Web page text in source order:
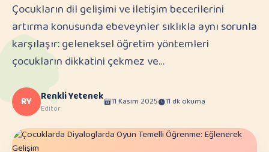
Çocukların dil gelişimi ve iletişim becerilerini
artırma konusunda ebeveynler sıklıkla aynı sorunla
karşılaşır: geleneksel öğretim yöntemleri
çocukların dikkatini çekmez ve…
RY Renkli Yetenek
Editör
11 Kasım 2025 11 dk okuma